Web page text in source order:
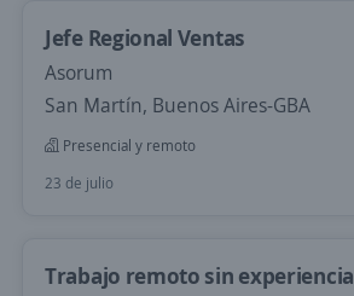
Jefe Regional Ventas
Asorum
San Martín, Buenos Aires-GBA
Presencial y remoto
23 de julio
Trabajo remoto sin experiencia